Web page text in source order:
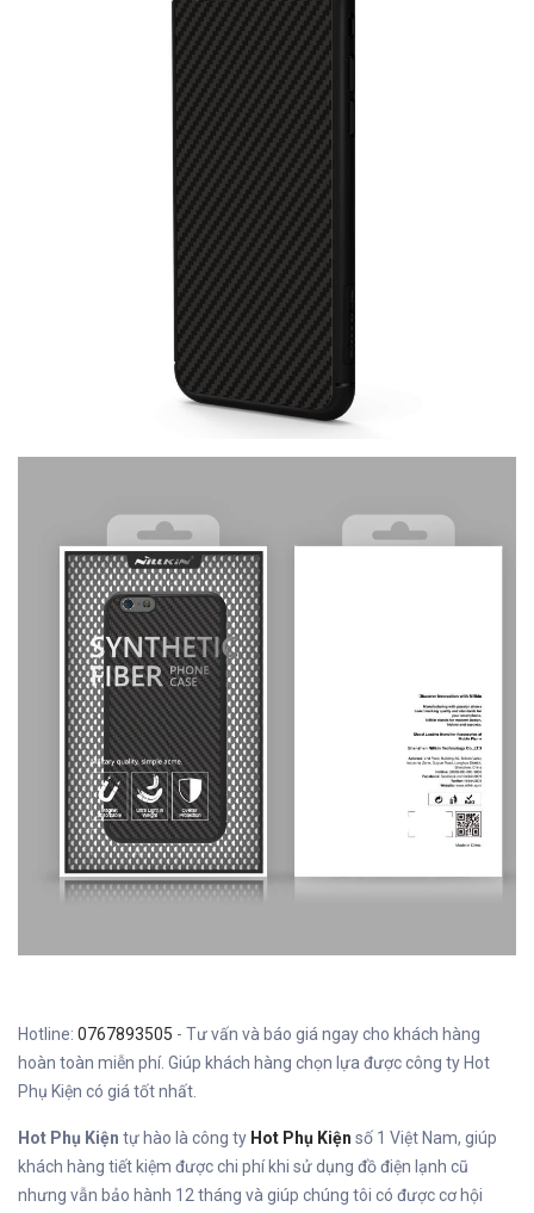
Hotline: 0767893505 - Tư vấn và báo giá ngay cho khách hàng
hoàn toàn miễn phí. Giúp khách hàng chọn lựa được công ty Hot
Phụ Kiện có giá tốt nhất.
Hot Phụ Kiện tự hào là công ty Hot Phụ Kiện số 1 Việt Nam, giúp
khách hàng tiết kiệm được chi phí khi sử dụng đồ điện lạnh cũ
nhưng vẫn bảo hành 12 tháng và giúp chúng tôi có được cơ hội